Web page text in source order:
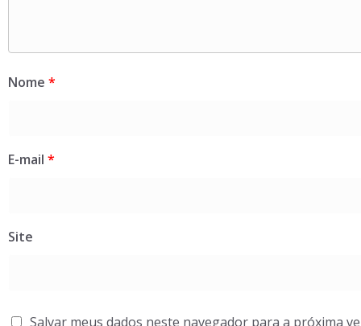
Nome *
E-mail *
Site
Salvar meus dados neste navegador para a próxima